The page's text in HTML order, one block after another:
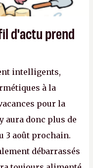
d'actu prend
intelligents,
à la
pour la
aura donc plus de
3 août prochain.
débarrassés